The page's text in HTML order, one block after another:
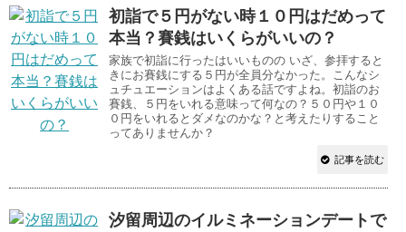
初詣で５円がない時１０円はだめって
本当？賽銭はいくらがいいの？
家族で初詣に行ったはいいものの いざ、参拝すると
きにお賽銭にする５円が全員分なかった。こんなシ
ュチュエーションはよくある話ですよね。初詣のお
賽銭、５円をいれる意味って何なの？５０円や１０
０円をいれるとダメなのかな？と考えたりすること
ってありませんか？
記事を読む
汐留周辺のイルミネーションデートで